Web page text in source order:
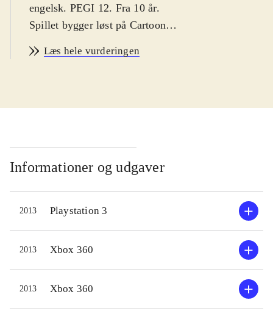
engelsk. PEGI 12. Fra 10 år.
Spillet bygger løst på Cartoon
navn. Handlingen udspiller sig
ukendte helte er i gang med en
har fx Batman og Superman. En
videnskabskvinde forsvinder under
en ekspedition, og det er Young
Justices opgave at finde hende. Et
ungt team af superhelte-aspiranter
samles, undersøger sagen og snart er
de blandet ind i en længere række
Læs hele vurderingen
Informationer og udgaver
2013 Playstation 3
2013 Xbox 360
2013 Xbox 360